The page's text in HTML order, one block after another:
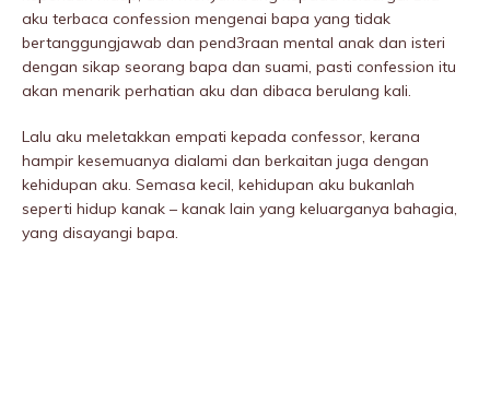
aku terbaca confession mengenai bapa yang tidak
bertanggungjawab dan pend3raan mentaI anak dan isteri
dengan sikap seorang bapa dan suami, pasti confession itu
akan menarik perhatian aku dan dibaca berulang kali.
Lalu aku meletakkan empati kepada confessor, kerana
hampir kesemuanya dialami dan berkaitan juga dengan
kehidupan aku. Semasa kecil, kehidupan aku bukanlah
seperti hidup kanak – kanak lain yang keluarganya bahagia,
yang disayangi bapa.